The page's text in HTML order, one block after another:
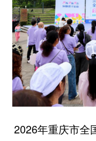
2026年重庆市全